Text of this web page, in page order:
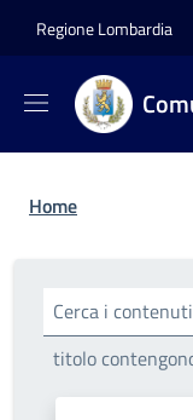
Regione Lombardia
Briciole di
Home
Cerca i
titolo